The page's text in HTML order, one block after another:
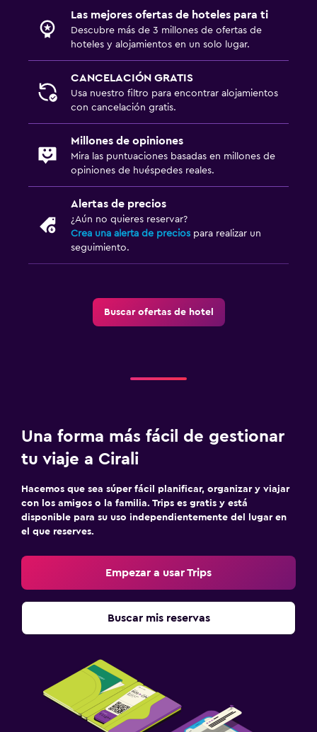
Las mejores ofertas de hoteles para ti
Descubre más de 3 millones de ofertas de
hoteles y alojamientos en un solo lugar.
CANCELACIÓN GRATIS
Usa nuestro filtro para encontrar alojamientos
con cancelación gratis.
Millones de opiniones
Mira las puntuaciones basadas en millones de
opiniones de huéspedes reales.
Alertas de precios
¿Aún no quieres reservar?
Crea una alerta de precios para realizar un
seguimiento.
Buscar ofertas de hotel
Una forma más fácil de gestionar
tu viaje a Cirali
Hacemos que sea súper fácil planificar, organizar y viajar
con los amigos o la familia. Trips es gratis y está
disponible para su uso independientemente del lugar en
el que reserves.
Empezar a usar Trips
Buscar mis reservas